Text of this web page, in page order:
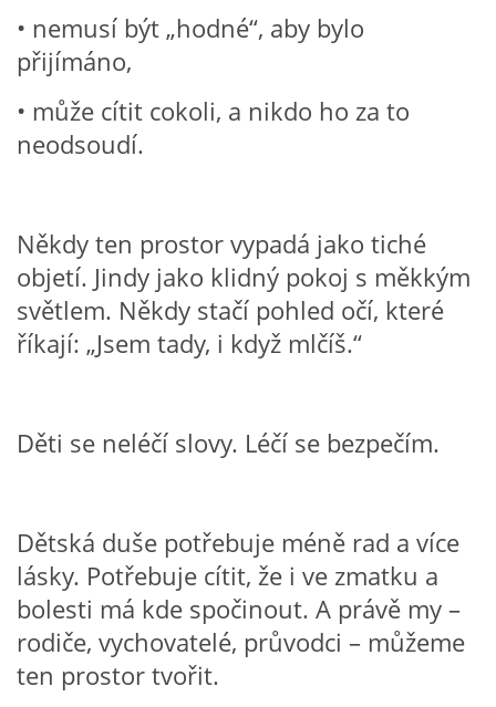
POHYBOVÉ AKTIVITY NA TÉMA JARO
PÍSNĚ K TÉMATU LÉTO
POHYBOVÉ AKTIVITY NA TÉMA LÉTO
PÍSNĚ K TÉMATU PODZIM
PÍSNĚ K TÉMATU ZIMA
BÁSNĚ K TÉMATU ZIMA
POHYBOVÉ AKTIVITY NA TÉMA ZIMA
• nemusí být „hodné“, aby bylo
přijímáno,
• může cítit cokoli, a nikdo ho za to
neodsoudí.
Někdy ten prostor vypadá jako tiché
objetí. Jindy jako klidný pokoj s měkkým
světlem. Někdy stačí pohled očí, které
říkají: „Jsem tady, i když mlčíš.“
Děti se neléčí slovy. Léčí se bezpečím.
Dětská duše potřebuje méně rad a více
lásky. Potřebuje cítit, že i ve zmatku a
bolesti má kde spočinout. A právě my –
rodiče, vychovatelé, průvodci – můžeme
ten prostor tvořit.